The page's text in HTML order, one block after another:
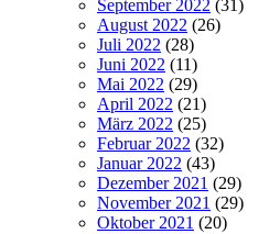
September 2022 (31)
August 2022 (26)
Juli 2022 (28)
Juni 2022 (11)
Mai 2022 (29)
April 2022 (21)
März 2022 (25)
Februar 2022 (32)
Januar 2022 (43)
Dezember 2021 (29)
November 2021 (29)
Oktober 2021 (20)